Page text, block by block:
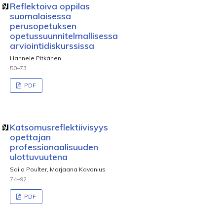
Reflektoiva oppilas
suomalaisessa
perusopetuksen
opetussuunnitelmallisessa
arviointidiskurssissa
Hannele Pitkänen
50–73
PDF
Katsomusreflektiivisyys
opettajan
professionaalisuuden
ulottuvuutena
Saila Poulter, Marjaana Kavonius
74–92
PDF